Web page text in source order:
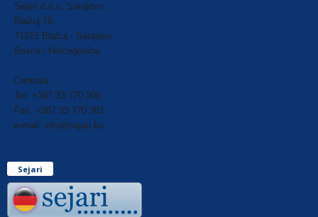
Sejari d.o.o. Sarajevo
Blažuj 78,
71215 Blažuj - Sarajevo
Bosna i Hercegovina
Centrala:
Tel: +387 33 770 300
Fax: +387 33 770 301
e-mail: info@sejari.ba
Sejari